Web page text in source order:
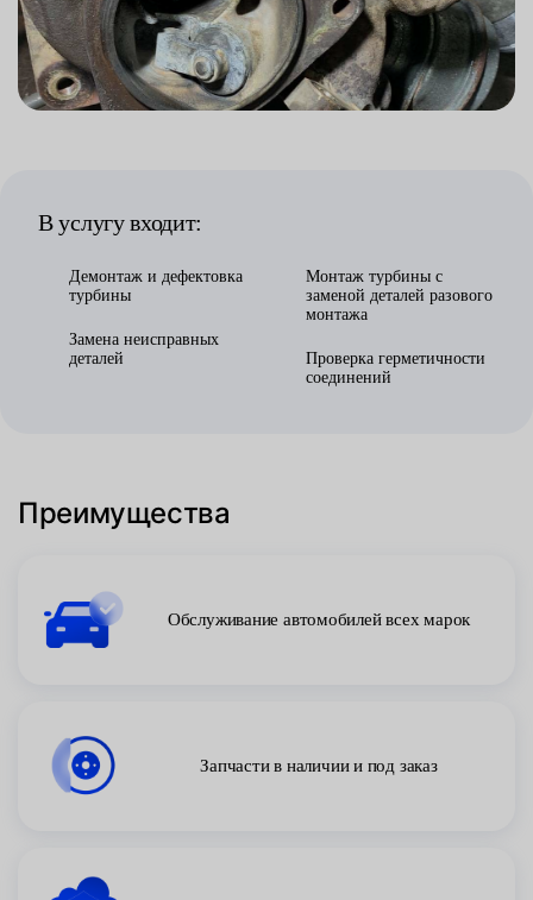
В услугу входит:
Демонтаж и дефектовка
турбины
Замена неисправных
деталей
Монтаж турбины с
заменой деталей разового
монтажа
Проверка герметичности
соединений
Преимущества
Обслуживание автомобилей всех марок
Запчасти в наличии и под заказ